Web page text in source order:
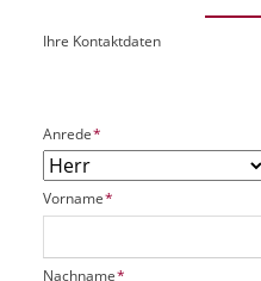
O
k
P
t
UIhre Kontaktdaten
P
f
l
i
c
t
Anrede*
P
f
i
Vorname*
P
Nachname*